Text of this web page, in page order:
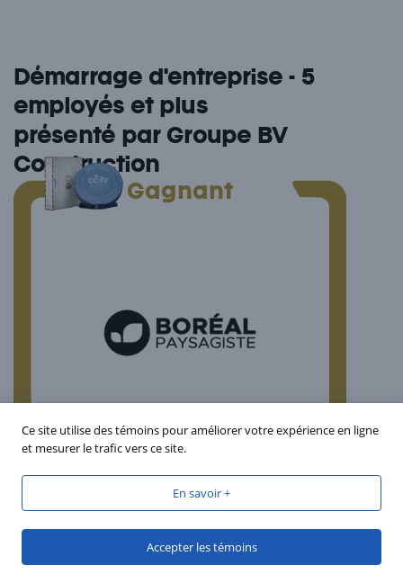
Démarrage d'entreprise - 5
employés et plus
présenté par Groupe BV
Construction
Gagnant
Ce site utilise des témoins pour améliorer votre expérience en ligne
et mesurer le trafic vers ce site.
En savoir +
Accepter les témoins